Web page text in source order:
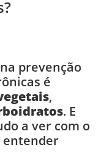
prevenção
é
,
. E
a ver com o
entender